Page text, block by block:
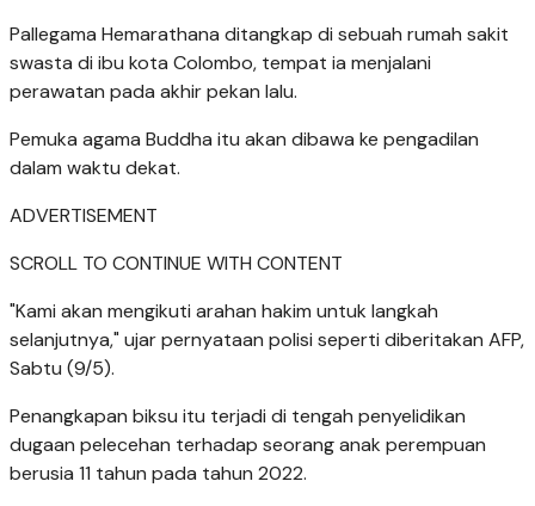
Pallegama Hemarathana ditangkap di sebuah rumah sakit
swasta di ibu kota Colombo, tempat ia menjalani
perawatan pada akhir pekan lalu.
Pemuka agama Buddha itu akan dibawa ke pengadilan
dalam waktu dekat.
ADVERTISEMENT
SCROLL TO CONTINUE WITH CONTENT
"Kami akan mengikuti arahan hakim untuk langkah
selanjutnya," ujar pernyataan polisi seperti diberitakan AFP,
Sabtu (9/5).
Penangkapan biksu itu terjadi di tengah penyelidikan
dugaan pelecehan terhadap seorang anak perempuan
berusia 11 tahun pada tahun 2022.